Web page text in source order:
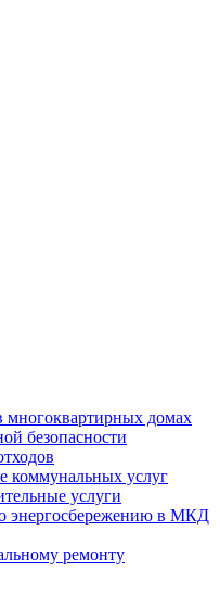
домах
безопасности
коммунальных услуг
услуги
энергосбережению в МКД
ремонту